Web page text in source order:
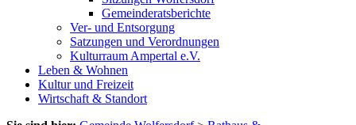
Gemeinderatsberichte
Ver- und Entsorgung
Satzungen und Verordnungen
Kulturraum Ampertal e.V.
Leben & Wohnen
Kultur und Freizeit
Wirtschaft & Standort